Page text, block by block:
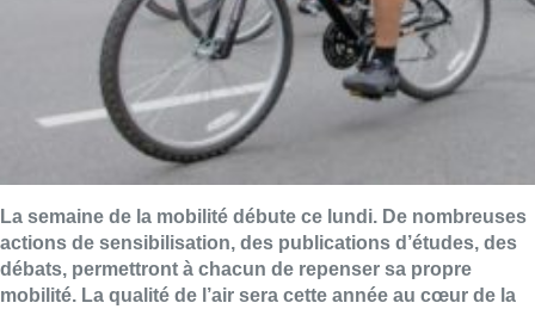
La semaine de la mobilité débute ce lundi. De nombreuses
actions de sensibilisation, des publications d’études, des
débats, permettront à chacun de repenser sa propre
mobilité. La qualité de l’air sera cette année au cœur de la